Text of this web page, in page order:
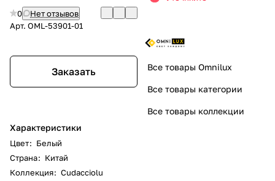
0
Нет отзывов
Арт. OML-53901-01
Заказать
Характеристики
Цвет: Белый
Страна: Китай
Коллекция: Cudacciolu
Все товары Omnilux
Все товары категории
Все товары коллекции